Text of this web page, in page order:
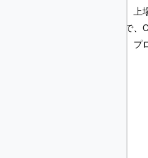
ナルサービスの活用により、
す。このガイドに従うことで
スの複雑さをナビゲートし、